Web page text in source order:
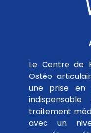
Le Centre de
Ostéo-
une prise en
traitement
avec un